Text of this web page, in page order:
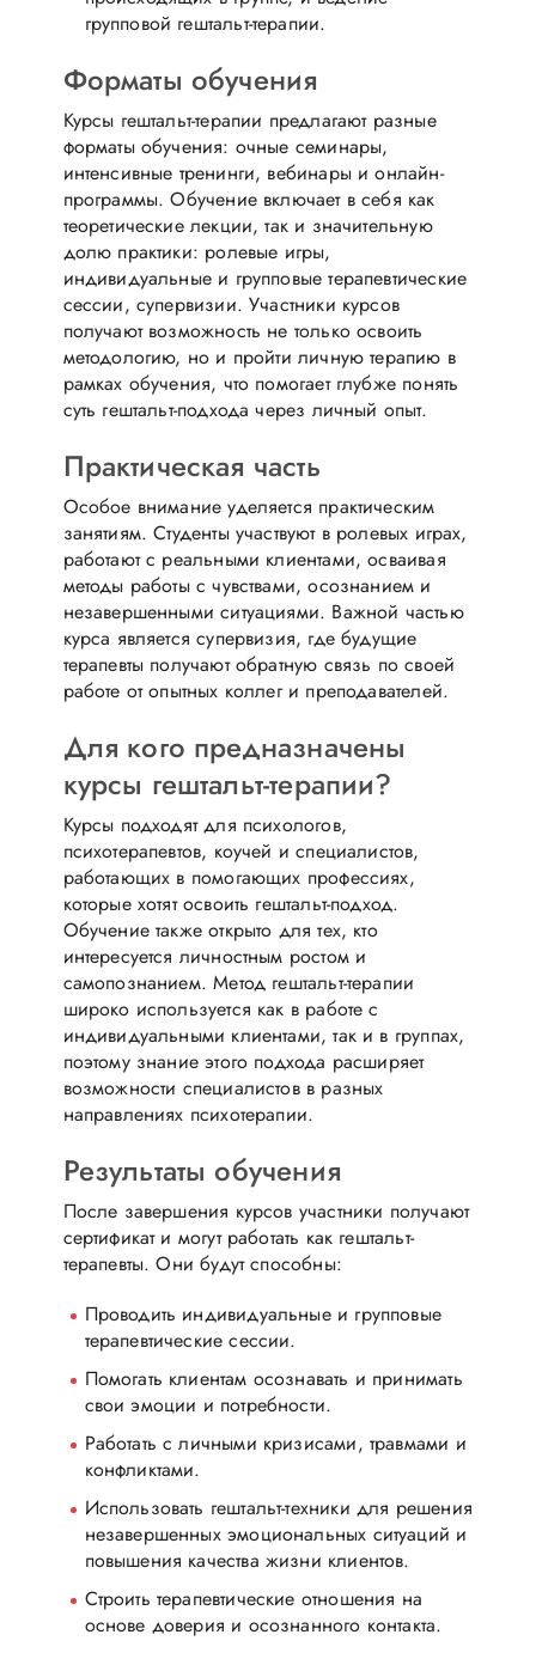
групповой гештальт-терапии.
Форматы обучения
Курсы гештальт-терапии предлагают разные
форматы обучения: очные семинары,
интенсивные тренинги, вебинары и онлайн-
программы. Обучение включает в себя как
теоретические лекции, так и значительную
долю практики: ролевые игры,
индивидуальные и групповые терапевтические
сессии, супервизии. Участники курсов
получают возможность не только освоить
методологию, но и пройти личную терапию в
рамках обучения, что помогает глубже понять
суть гештальт-подхода через личный опыт.
Практическая часть
Особое внимание уделяется практическим
занятиям. Студенты участвуют в ролевых играх,
работают с реальными клиентами, осваивая
методы работы с чувствами, осознанием и
незавершенными ситуациями. Важной частью
курса является супервизия, где будущие
терапевты получают обратную связь по своей
работе от опытных коллег и преподавателей.
Для кого предназначены
курсы гештальт-терапии?
Курсы подходят для психологов,
психотерапевтов, коучей и специалистов,
работающих в помогающих профессиях,
которые хотят освоить гештальт-подход.
Обучение также открыто для тех, кто
интересуется личностным ростом и
самопознанием. Метод гештальт-терапии
широко используется как в работе с
индивидуальными клиентами, так и в группах,
поэтому знание этого подхода расширяет
возможности специалистов в разных
направлениях психотерапии.
Результаты обучения
После завершения курсов участники получают
сертификат и могут работать как гештальт-
терапевты. Они будут способны:
Проводить индивидуальные и групповые
терапевтические сессии.
Помогать клиентам осознавать и принимать
свои эмоции и потребности.
Работать с личными кризисами, травмами и
конфликтами.
Использовать гештальт-техники для решения
незавершенных эмоциональных ситуаций и
повышения качества жизни клиентов.
Строить терапевтические отношения на
основе доверия и осознанного контакта.